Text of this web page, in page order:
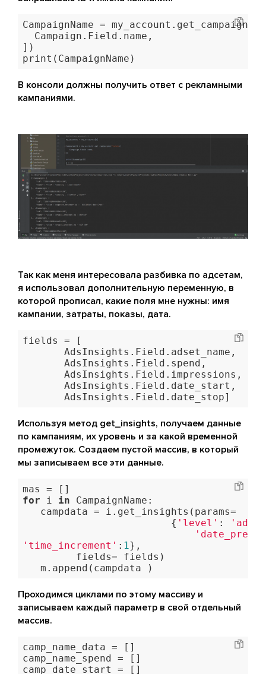
CampaignName =
  Campaign.Field.name,
])
print(CampaignName)
В консоли должны получить ответ с рекламными
кампаниями.
Так как меня интересовала разбивка по адсетам,
я использовал дополнительную переменную, в
которой прописал, какие поля мне нужны: имя
кампании, затраты, показы, дата.
fields = [
       AdsInsights.Field.adset_name,
       AdsInsights.Field.spend,
       AdsInsights.Field.impressions,
       AdsInsights.Field.date_start,
Используя метод get_insights, получаем данные
по кампаниям, их уровень и за какой временной
промежуток. Создаем пустой массив, в который
мы записываем все эти данные.
for i in CampaignName:
   campdata = i.get_insights(params=
                         {
'level' :
'time_increment' : 1 },
         fields= fields)
   m.append(campdata )
Проходимся циклами по этому массиву и
записываем каждый параметр в свой отдельный
массив.
camp_name_data = []
camp_name_spend = []
camp_date_start = []